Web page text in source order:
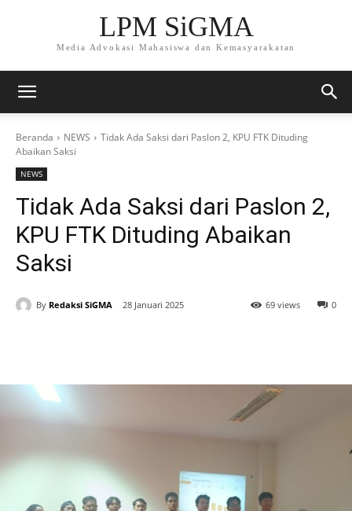
LPM SiGMA
Media Advokasi Mahasiswa dan Kemasyarakatan
Beranda NEWS
Tidak Ada Saksi dari Paslon 2, KPU FTK Dituding
Abaikan Saksi
NEWS
Tidak Ada Saksi dari Paslon 2,
KPU FTK Dituding Abaikan
Saksi
By Redaksi SiGMA 28 Januari 2025 0
69 views